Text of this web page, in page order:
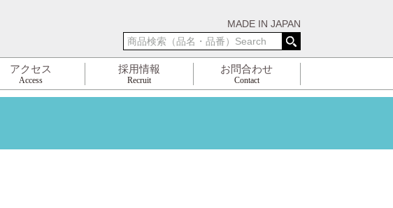
MADE IN JAPAN
アクセス
Access
採用情報
Recruit
お問合わせ
Contact